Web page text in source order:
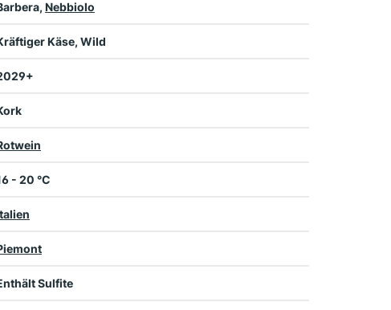
Nebbiolo
Käse, Wild
- 20 °C
Sulfite